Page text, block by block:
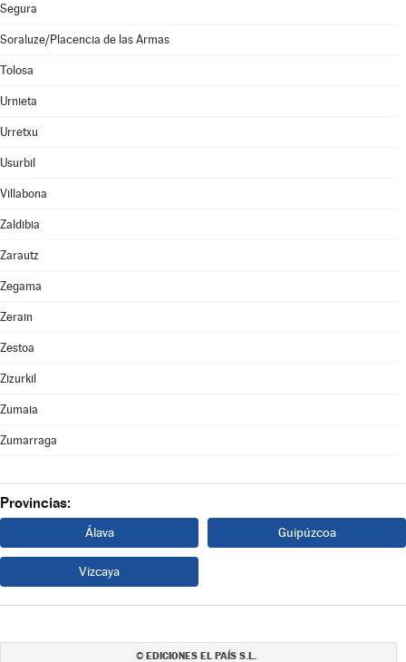
Segura
Soraluze/Placencia de las Armas
Tolosa
Urnieta
Urretxu
Usurbil
Villabona
Zaldibia
Zarautz
Zegama
Zerain
Zestoa
Zizurkil
Zumaia
Zumarraga
Provincias:
Álava Guipúzcoa
Vizcaya
© EDICIONES EL PAÍS S.L.